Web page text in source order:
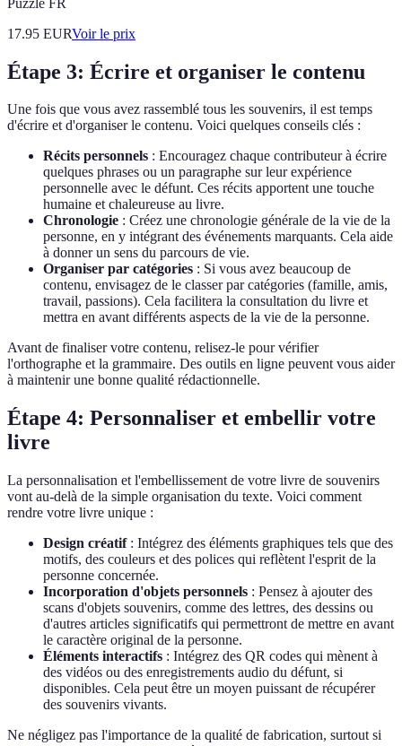
17.95 EURVoir le prix
Étape 3: Écrire et organiser le contenu
Une fois que vous avez rassemblé tous les souvenirs, il est temps
d'écrire et d'organiser le contenu. Voici quelques conseils clés :
Récits personnels : Encouragez chaque contributeur à écrire
quelques phrases ou un paragraphe sur leur expérience
personnelle avec le défunt. Ces récits apportent une touche
humaine et chaleureuse au livre.
Chronologie : Créez une chronologie générale de la vie de la
personne, en y intégrant des événements marquants. Cela aide
à donner un sens du parcours de vie.
Organiser par catégories : Si vous avez beaucoup de
contenu, envisagez de le classer par catégories (famille, amis,
travail, passions). Cela facilitera la consultation du livre et
mettra en avant différents aspects de la vie de la personne.
Avant de finaliser votre contenu, relisez-le pour vérifier
l'orthographe et la grammaire. Des outils en ligne peuvent vous aider
à maintenir une bonne qualité rédactionnelle.
Étape 4: Personnaliser et embellir votre
livre
La personnalisation et l'embellissement de votre livre de souvenirs
vont au-delà de la simple organisation du texte. Voici comment
rendre votre livre unique :
Design créatif: Intégrez des éléments graphiques tels que des
motifs, des couleurs et des polices qui reflètent l'esprit de la
personne concernée.
Incorporation d'objets personnels : Pensez à ajouter des
scans d'objets souvenirs, comme des lettres, des dessins ou
d'autres articles significatifs qui permettront de mettre en avant
le caractère original de la personne.
Éléments interactifs : Intégrez des QR codes qui mènent à
des vidéos ou des enregistrements audio du défunt, si
disponibles. Cela peut être un moyen puissant de récupérer
des souvenirs vivants.
Ne négligez pas l'importance de la qualité de fabrication, surtout si